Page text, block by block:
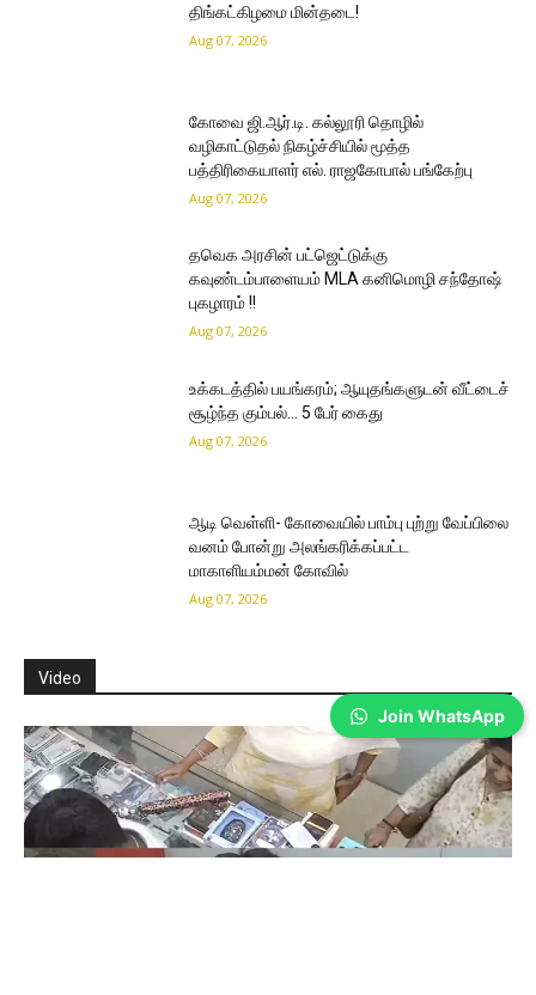
திங்கட்கிழமை மின்தடை!
Aug 07, 2026
கோவை ஜி.ஆர்.டி. கல்லூரி தொழில்
வழிகாட்டுதல் நிகழ்ச்சியில் மூத்த
பத்திரிகையாளர் எல். ராஜகோபால் பங்கேற்பு
Aug 07, 2026
தவெக அரசின் பட்ஜெட்டுக்கு
கவுண்டம்பாளையம் MLA கனிமொழி சந்தோஷ்
புகழாரம் !!
Aug 07, 2026
உக்கடத்தில் பயங்கரம்; ஆயுதங்களுடன் வீட்டைச்
சூழ்ந்த கும்பல்… 5 பேர் கைது
Aug 07, 2026
ஆடி வெள்ளி- கோவையில் பாம்பு புற்று வேப்பிலை
வனம் போன்று அலங்கரிக்கப்பட்ட
மாகாளியம்மன் கோவில்
Aug 07, 2026
Video
Join WhatsApp